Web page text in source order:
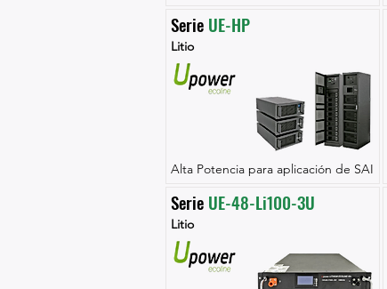
Serie UE-HP
Litio
Alta Potencia para aplicación de SAI
Serie UE-48-Li100-3U
Litio